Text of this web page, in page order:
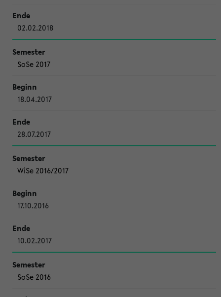
02.02.2018
SoSe 2017
18.04.2017
28.07.2017
WiSe 2016/2017
17.10.2016
10.02.2017
SoSe 2016